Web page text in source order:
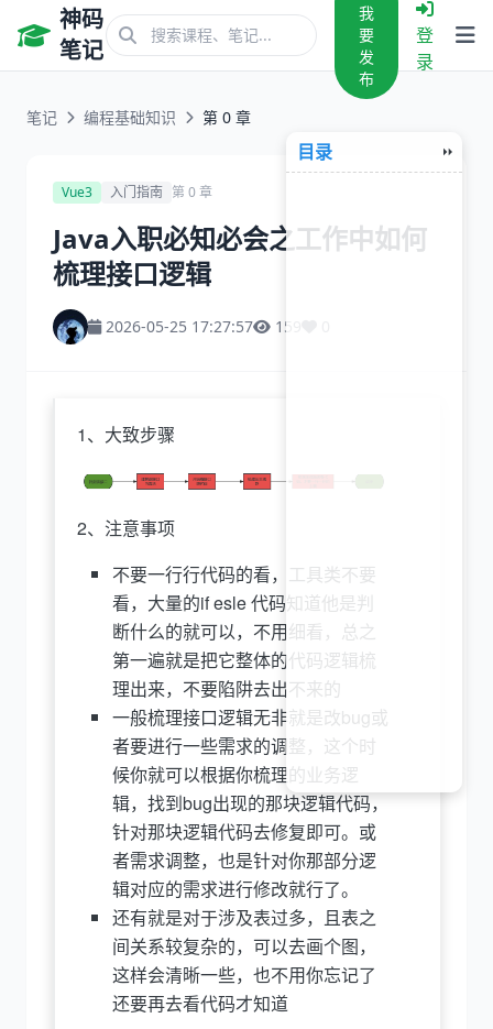
神码
笔记
我
要
发
布
登
录
笔记 编程基础知识 第 0 章
Vue3 入门指南 第 0 章
Java入职必知必会之工作中如何
梳理接口逻辑
2026-05-25 17:27:57 159
1、大致步骤
2、注意事项
不要一行行代码的看，工具类不要
看，大量的if esle 代码知道他是判
断什么的就可以，不用细看，总之
第一遍就是把它整体的代码逻辑梳
理出来，不要陷阱去出不来的
一般梳理接口逻辑无非就是改bug或
者要进行一些需求的调整，这个时
候你就可以根据你梳理的业务逻
辑，找到bug出现的那块逻辑代码，
针对那块逻辑代码去修复即可。或
者需求调整，也是针对你那部分逻
辑对应的需求进行修改就行了。
还有就是对于涉及表过多，且表之
间关系较复杂的，可以去画个图，
这样会清晰一些，也不用你忘记了
还要再去看代码才知道
目录